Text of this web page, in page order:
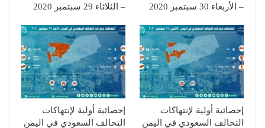
– الأربعاء 30 سبتمبر 2020
– الثلاثاء 29 سبتمبر 2020
إحصائية أولية لإنتهاكات
التحالف السعودي في اليمن
إحصائية أولية لإنتهاكات
التحالف السعودي في اليمن